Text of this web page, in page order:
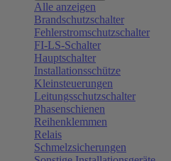
Alle anzeigen
Brandschutzschalter
Fehlerstromschutzschalter
FI-LS-Schalter
Hauptschalter
Installationsschütze
Kleinsteuerungen
Leitungsschutzschalter
Phasenschienen
Reihenklemmen
Relais
Schmelzsicherungen